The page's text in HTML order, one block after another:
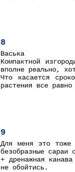
8
Васька
Компактной
вполне реально,
Что касается
растения все
9
Для меня это тоже
безобразные
+ дренажная
не обойтись.